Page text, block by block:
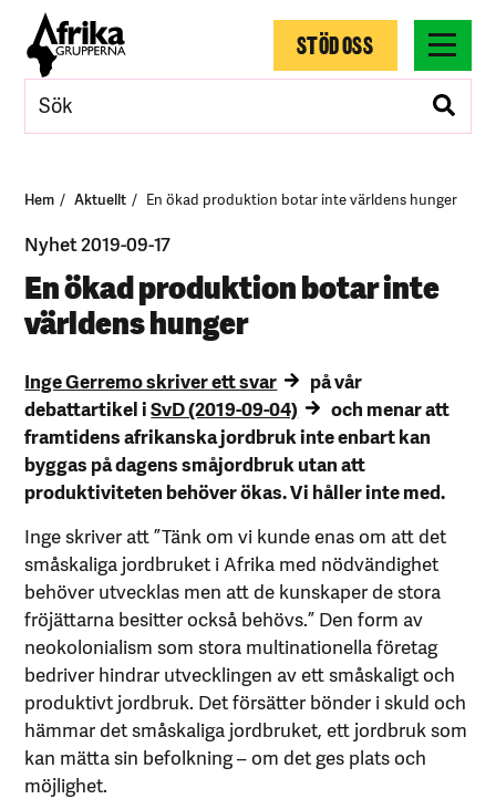
STÖD OSS
Hem Aktuellt En ökad produktion botar inte världens hunger
Nyhet 2019-09-17
En ökad produktion botar inte
världens hunger
Inge Gerremo skriver ett svar
på vår
debattartikel iSvD (2019-09-04)
och menar att
framtidens afrikanska jordbruk inte enbart kan
byggas på dagens småjordbruk utan att
produktiviteten behöver ökas. Vi håller inte med.
Inge skriver att ”Tänk om vi kunde enas om att det
småskaliga jordbruket i Afrika med nödvändighet
behöver utvecklas men att de kunskaper de stora
fröjättarna besitter också behövs.” Den form av
neokolonialism som stora multinationella företag
bedriver hindrar utvecklingen av ett småskaligt och
produktivt jordbruk. Det försätter bönder i skuld och
hämmar det småskaliga jordbruket, ett jordbruk som
kan mätta sin befolkning – om det ges plats och
möjlighet.